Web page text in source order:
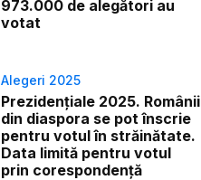
973.000 de alegători au
votat
Alegeri 2025
Prezidențiale 2025. Românii
din diaspora se pot înscrie
pentru votul în străinătate.
Data limită pentru votul
prin corespondență